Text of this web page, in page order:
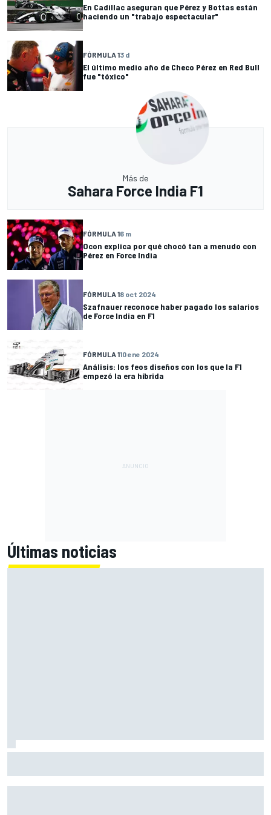
En Cadillac aseguran que Pérez y Bottas están
haciendo un "trabajo espectacular"
FÓRMULA 13 d
El último medio año de Checo Pérez en Red Bull
fue "tóxico"
Más de
Sahara Force India F1
FÓRMULA 16 m
Ocon explica por qué chocó tan a menudo con
Pérez en Force India
FÓRMULA 18 oct 2024
Szafnauer reconoce haber pagado los salarios
de Force India en F1
FÓRMULA 110 ene 2024
Análisis: los feos diseños con los que la F1
empezó la era híbrida
Últimas noticias